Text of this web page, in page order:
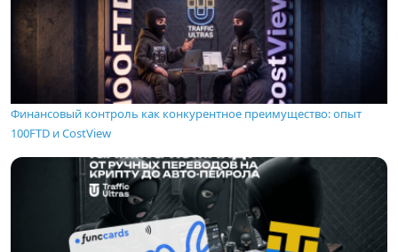
Финансовый контроль как конкурентное преимущество: опыт
100FTD и CostView